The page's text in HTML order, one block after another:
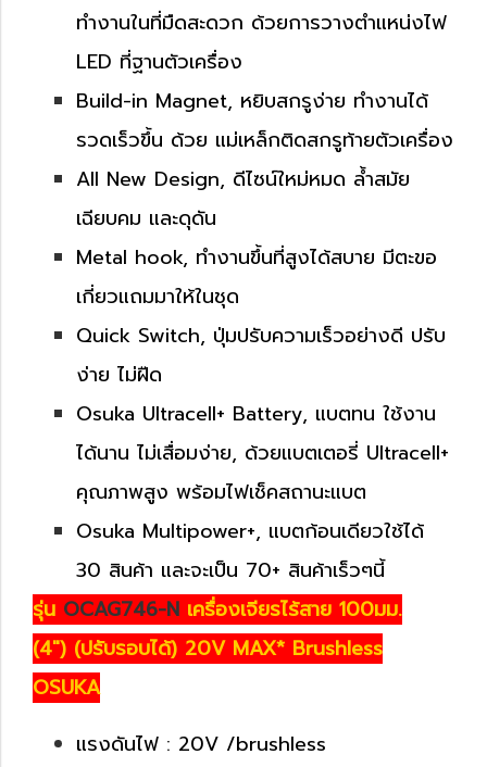
ทำงานในที่มืดสะดวก ด้วยการวางตำแหน่งไฟ
LED ที่ฐานตัวเครื่อง
Build-in Magnet, หยิบสกรูง่าย ทำงานได้
รวดเร็วขึ้น ด้วย แม่เหล็กติดสกรูท้ายตัวเครื่อง
All New Design, ดีไซน์ใหม่หมด ล้ำสมัย
เฉียบคม และดุดัน
Metal hook, ทำงานขึ้นที่สูงได้สบาย มีตะขอ
เกี่ยวแถมมาให้ในชุด
Quick Switch, ปุ่มปรับความเร็วอย่างดี ปรับ
ง่าย ไม่ฝืด
Osuka Ultracell+ Battery, แบตทน ใช้งาน
ได้นาน ไม่เสื่อมง่าย, ด้วยแบตเตอรี่ Ultracell+
คุณภาพสูง พร้อมไฟเช็คสถานะแบต
Osuka Multipower+, แบตก้อนเดียวใช้ได้
30 สินค้า และจะเป็น 70+ สินค้าเร็วๆนี้
รุ่น OCAG746-N เครื่องเจียรไร้สาย 100มม.
(4") (ปรับรอบได้) 20V MAX* Brushless
OSUKA
แรงดันไฟ : 20V /brushless